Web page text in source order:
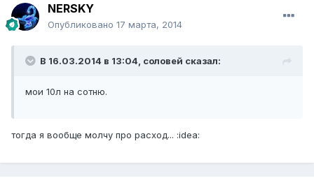
NERSKY
Опубликовано 17 марта, 2014
В 16.03.2014 в 13:04, соловей сказал:
мои 10л на сотню.
тогда я вообще молчу про расход... :idea: